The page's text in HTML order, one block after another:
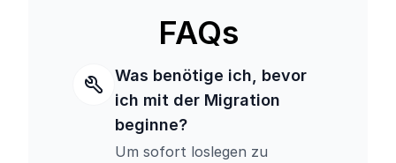
FAQs
Was benötige ich, bevor
ich mit der Migration
beginne?
Um sofort loslegen zu